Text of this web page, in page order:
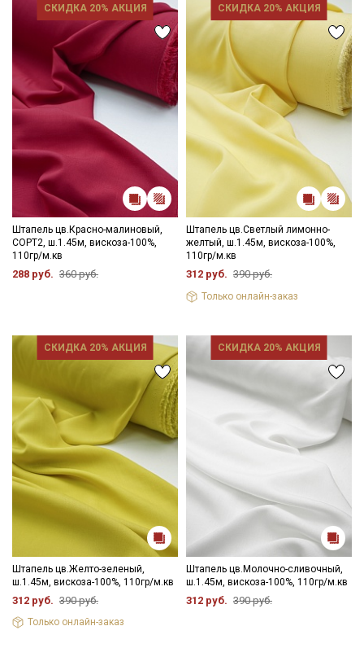
СКИДКА 20% АКЦИЯ
Штапель цв.Красно-малиновый,
СОРТ2, ш.1.45м, вискоза-100%,
110гр/м.кв
288 руб. 360 руб.
СКИДКА 20% АКЦИЯ
Штапель цв.Светлый лимонно-
желтый, ш.1.45м, вискоза-100%,
110гр/м.кв
312 руб. 390 руб.
Только онлайн-заказ
СКИДКА 20% АКЦИЯ
Штапель цв.Желто-зеленый,
ш.1.45м, вискоза-100%, 110гр/м.кв
312 руб. 390 руб.
Только онлайн-заказ
СКИДКА 20% АКЦИЯ
Штапель цв.Молочно-сливочный,
ш.1.45м, вискоза-100%, 110гр/м.кв
312 руб. 390 руб.
Секретная рассылка от Купава
Мы публикуем здесь дополнительные
промокоды и скидки до 30% на узкие
категории тканей
Электронная почта
Подписаться
Ознакомлен(а) с Политикой обработки персональных
данных
Согласие на обработку персональных
Даю
Согласие на получение рекламных и
информационных рассылок